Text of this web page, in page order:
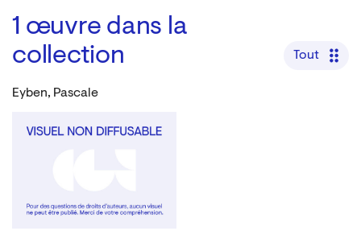
1 œuvre dans la
collection
Tout
Eyben, Pascale